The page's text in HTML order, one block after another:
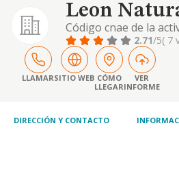
Leon
Código cnae de la
venta al por menor y/
establecimientos
ambulantes, o a
venta telefónica,
online de los
2.71/5( 7
LLAMARSITIO WEB CÓMO
LLEGAR
VER
INFORME
DIRECCIÓN Y CONTACTO